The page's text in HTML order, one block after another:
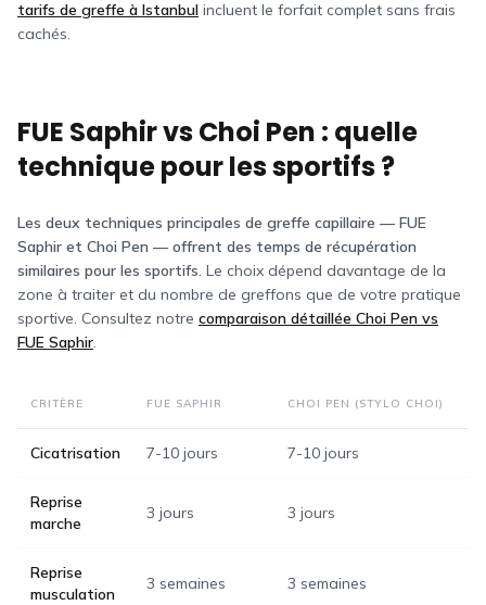
tarifs de greffe à Istanbul incluent le forfait complet sans frais
cachés.
FUE Saphir vs Choi Pen : quelle
technique pour les sportifs ?
Les deux techniques principales de greffe capillaire — FUE
Saphir et Choi Pen — offrent des temps de récupération
similaires pour les sportifs. Le choix dépend davantage de la
zone à traiter et du nombre de greffons que de votre pratique
sportive. Consultez notre comparaison détaillée Choi Pen vs
FUE Saphir.
CRITÈRE FUE SAPHIR CHOI PEN (STYLO CHOI)
Cicatrisation 7-10 jours 7-10 jours
Reprise
marche
3 jours 3 jours
Reprise
musculation
3 semaines 3 semaines